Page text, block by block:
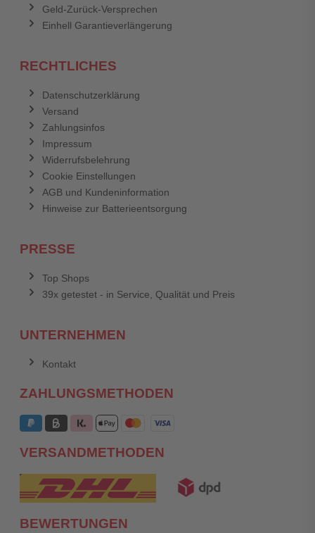
Geld-Zurück-Versprechen
Einhell Garantieverlängerung
RECHTLICHES
Datenschutzerklärung
Versand
Zahlungsinfos
Impressum
Widerrufsbelehrung
Cookie Einstellungen
AGB und Kundeninformation
Hinweise zur Batterieentsorgung
PRESSE
Top Shops
39x getestet - in Service, Qualität und Preis
UNTERNEHMEN
Kontakt
ZAHLUNGSMETHODEN
VERSANDMETHODEN
BEWERTUNGEN